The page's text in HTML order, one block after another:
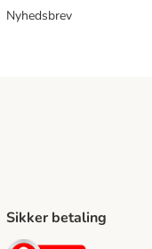
Nyhedsbrev
Sikker betaling